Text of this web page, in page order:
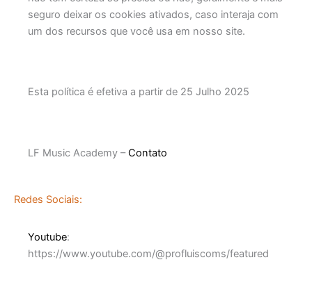
seguro deixar os cookies ativados, caso interaja com
um dos recursos que você usa em nosso site.
Esta política é efetiva a partir de 25 Julho 2025
LF Music Academy –Contato
Redes Sociais:
Youtube:
https://www.youtube.com/@profluiscoms/featured